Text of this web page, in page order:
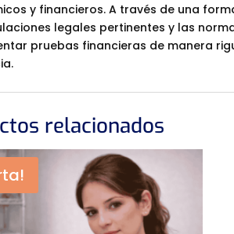
y financieros. A través de una
legales pertinentes y las
pruebas financieras de manera
relacionados